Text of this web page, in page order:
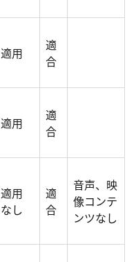
適用
適
合
適用
適
合
適用
なし
適
合
音声、映
像コンテ
ンツなし